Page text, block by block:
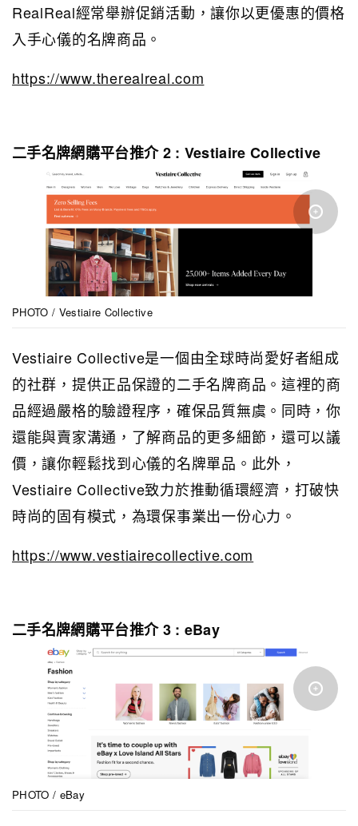
RealReal經常舉辦促銷活動，讓你以更優惠的價格
入手心儀的名牌商品。
https://www.therealreal.com
二手名牌網購平台推介 2 : Vestiaire Collective
PHOTO / Vestiaire Collective
Vestiaire Collective是一個由全球時尚愛好者組成
的社群，提供正品保證的二手名牌商品。這裡的商
品經過嚴格的驗證程序，確保品質無虞。同時，你
還能與賣家溝通，了解商品的更多細節，還可以議
價，讓你輕鬆找到心儀的名牌單品。此外，
Vestiaire Collective致力於推動循環經濟，打破快
時尚的固有模式，為環保事業出一份心力。
https://www.vestiairecollective.com
二手名牌網購平台推介 3 : eBay
PHOTO / eBay